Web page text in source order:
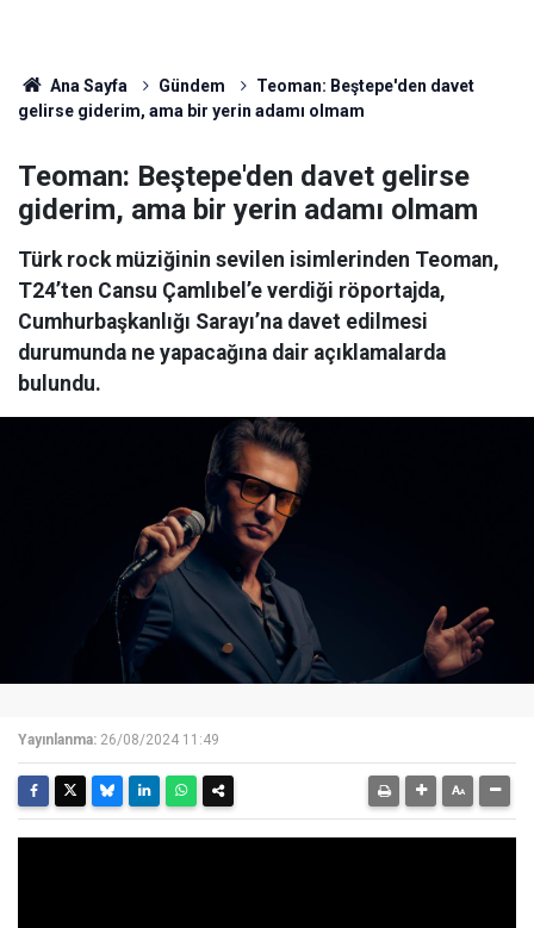
Ana Sayfa Gündem
Teoman: Beştepe'den davet
gelirse giderim, ama bir yerin adamı olmam
Teoman: Beştepe'den davet gelirse
giderim, ama bir yerin adamı olmam
Türk rock müziğinin sevilen isimlerinden Teoman,
T24’ten Cansu Çamlıbel’e verdiği röportajda,
Cumhurbaşkanlığı Sarayı’na davet edilmesi
durumunda ne yapacağına dair açıklamalarda
bulundu.
Yayınlanma: 26/08/2024 11:49